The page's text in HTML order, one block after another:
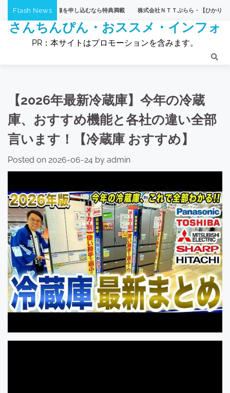
content
Flash News
線を申し込むなら特典満載 株式会社ＮＴＴぷらら・【ひかりTVショッピング】
さんちんぴん・おススメ・インフォ
PR：本サイトはプロモーションを含みます。
【2026年最新冷蔵庫】今年の冷蔵
庫、おすすめ機能と各社の違い全部
言います！【冷蔵庫 おすすめ】
Posted on 2026-06-24 by admin